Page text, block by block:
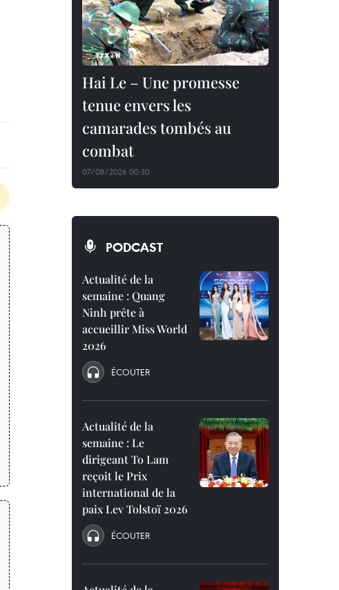
Hai Le – Une promesse
tenue envers les
camarades tombés au
combat
07/08/2026 00:30
PODCAST
Actualité de la
semaine : Quang
Ninh prête à
accueillir Miss World
2026
ÉCOUTER
Actualité de la
semaine : Le
dirigeant To Lam
reçoit le Prix
international de la
paix Lev Tolstoï 2026
ÉCOUTER